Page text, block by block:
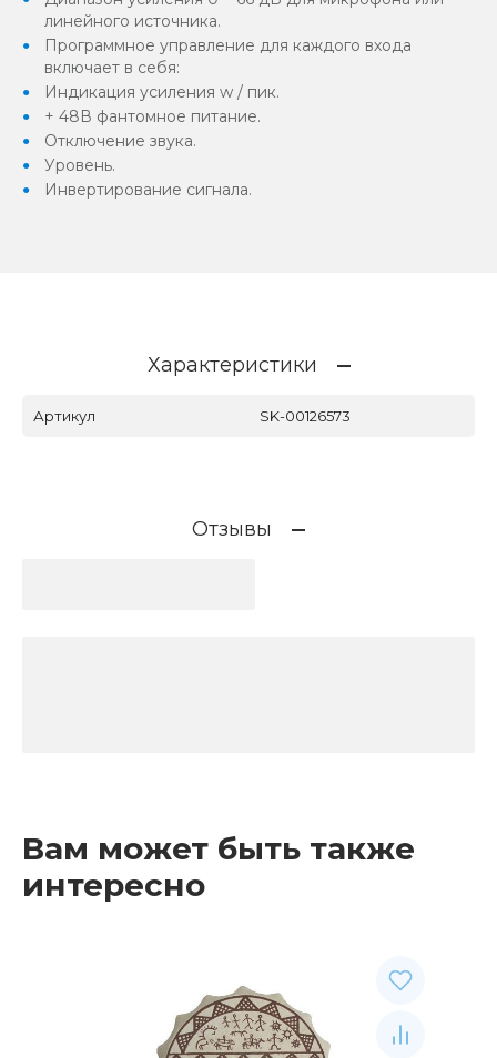
линейного источника.
Программное управление для каждого входа
включает в себя:
Индикация усиления w / пик.
+ 48В фантомное питание.
Отключение звука.
Уровень.
Инвертирование сигнала.
Характеристики
Артикул SK-00126573
Отзывы
Вам может быть также
интересно